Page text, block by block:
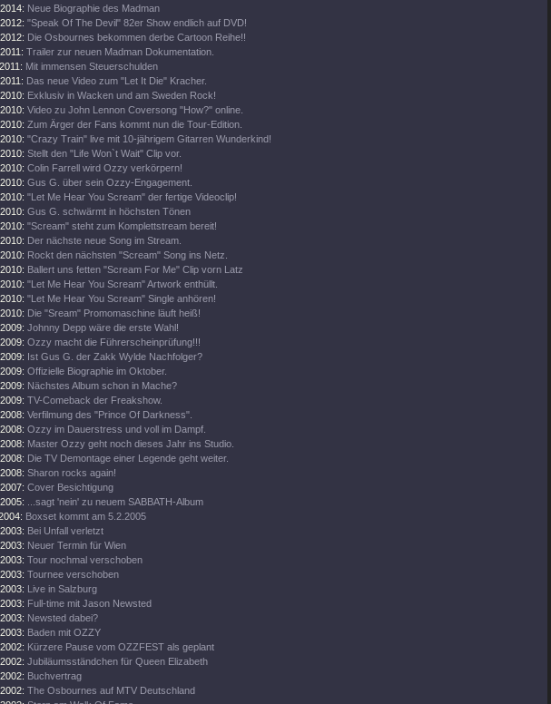
Neue Biographie des Madman
"Speak Of The Devil" 82er Show endlich auf DVD!
Die Osbournes bekommen derbe Cartoon Reihe!!
Trailer zur neuen Madman Dokumentation.
Mit immensen Steuerschulden
Das neue Video zum "Let It Die" Kracher.
Exklusiv in Wacken und am Sweden Rock!
Video zu John Lennon Coversong "How?" online.
Zum Ärger der Fans kommt nun die Tour-Edition.
"Crazy Train" live mit 10-jährigem Gitarren Wunderkind!
Stellt den "Life Won`t Wait" Clip vor.
Colin Farrell wird Ozzy verkörpern!
Gus G. über sein Ozzy-Engagement.
"Let Me Hear You Scream" der fertige Videoclip!
Gus G. schwärmt in höchsten Tönen
"Scream" steht zum Komplettstream bereit!
Der nächste neue Song im Stream.
Rockt den nächsten "Scream" Song ins Netz.
Ballert uns fetten "Scream For Me" Clip vorn Latz
"Let Me Hear You Scream" Artwork enthüllt.
"Let Me Hear You Scream" Single anhören!
Die "Sream" Promomaschine läuft heiß!
Johnny Depp wäre die erste Wahl!
Ozzy macht die Führerscheinprüfung!!!
Ist Gus G. der Zakk Wylde Nachfolger?
Offizielle Biographie im Oktober.
Nächstes Album schon in Mache?
TV-Comeback der Freakshow.
Verfilmung des "Prince Of Darkness".
Ozzy im Dauerstress und voll im Dampf.
Master Ozzy geht noch dieses Jahr ins Studio.
Die TV Demontage einer Legende geht weiter.
Sharon rocks again!
Cover Besichtigung
...sagt 'nein' zu neuem SABBATH-Album
Boxset kommt am 5.2.2005
Bei Unfall verletzt
Neuer Termin für Wien
Tour nochmal verschoben
Tournee verschoben
Live in Salzburg
Full-time mit Jason Newsted
Newsted dabei?
Baden mit OZZY
Kürzere Pause vom OZZFEST als geplant
Jubiläumsständchen für Queen Elizabeth
Buchvertrag
The Osbournes auf MTV Deutschland